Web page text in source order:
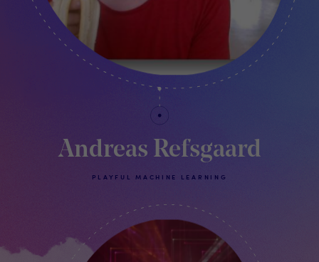
Andreas Refsgaard
PLAYFUL MACHINE LEARNING